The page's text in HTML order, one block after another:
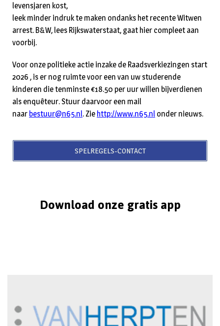
levensjaren kost,
leek minder indruk te maken ondanks het recente Witwen
arrest. B&W, lees Rijkswaterstaat, gaat hier compleet aan
voorbij.
Voor onze politieke actie inzake de Raadsverkiezingen start
2026 , is er nog ruimte voor een van uw studerende
kinderen die tenminste €18.50 per uur willen bijverdienen
als enquêteur. Stuur daarvoor een mail
naar bestuur@n65.nl. Zie http://www.n65.nl onder nieuws.
SPELREGELS-CONTACT
Download onze gratis app